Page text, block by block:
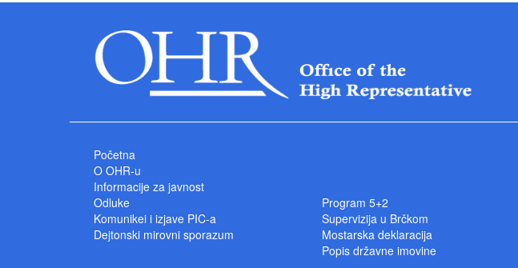
Početna
O OHR-u
Informacije za javnost
Odluke
Komunikei i izjave PIC-a
Dejtonski mirovni sporazum
Program 5+2
Supervizija u Brčkom
Mostarska deklaracija
Popis državne imovine